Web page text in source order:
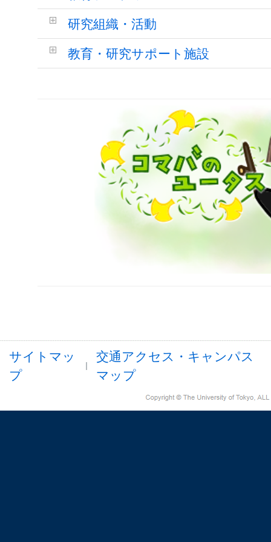
研究組織・活動
教育・研究サポート施設
サイトマッ
プ
交通アクセス・キャンパス
マップ